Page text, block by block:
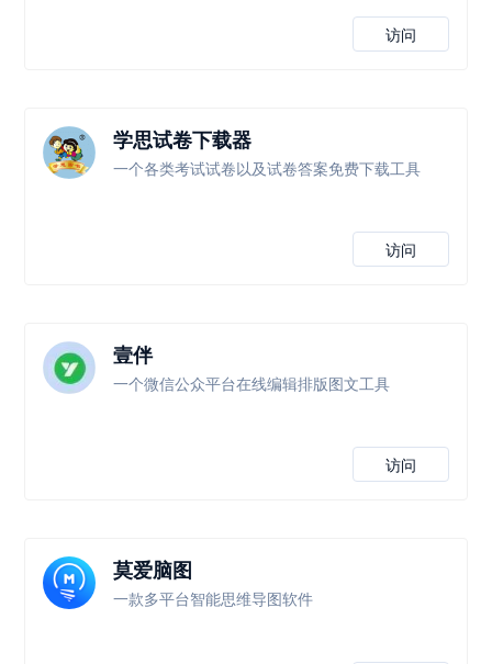
访问
学思试卷下载器
一个各类考试试卷以及试卷答案免费下载工具
访问
壹伴
一个微信公众平台在线编辑排版图文工具
访问
莫爱脑图
一款多平台智能思维导图软件